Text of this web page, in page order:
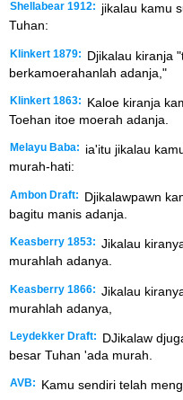
Shellabear 1912:
jikalau kamu
Tuhan:
Klinkert 1879:
Djikalau kiranja
berkamoerahanlah adanja,"
Klinkert 1863:
Kaloe kiranja
Toehan itoe moerah adanja.
Melayu Baba:
ia'itu jikalau
murah-hati:
Ambon Draft:
Djikalawpawn
bagitu manis adanja.
Keasberry 1853: Jikalau
murahlah adanya.
Keasberry 1866: Jikalau
murahlah adanya,
Leydekker Draft:
DJikalaw
besar Tuhan 'ada murah.
AVB: Kamu sendiri telah